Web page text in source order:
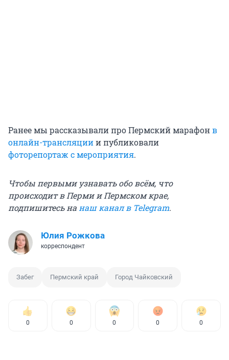
Ранее мы рассказывали про Пермский марафонв
онлайн-трансляциии публиковали
фоторепортаж с мероприятия.
Чтобы первыми узнавать обо всём, что
происходит в Перми и Пермском крае,
подпишитесь на наш канал в Telegram.
Юлия Рожкова
корреспондент
Забег Пермский край Город Чайковский
0 0 0 0 0